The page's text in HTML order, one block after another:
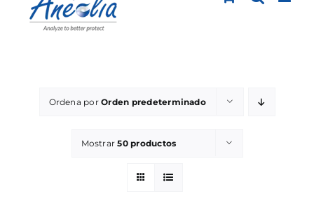
Ordena porOrden predeterminado
Mostrar50 productos